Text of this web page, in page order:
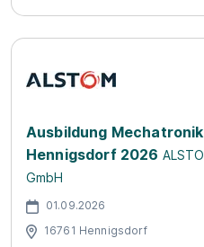
Ausbildung
Hennigsdorf 2026
GmbH
01.09.2026
16761 Hennigsdorf